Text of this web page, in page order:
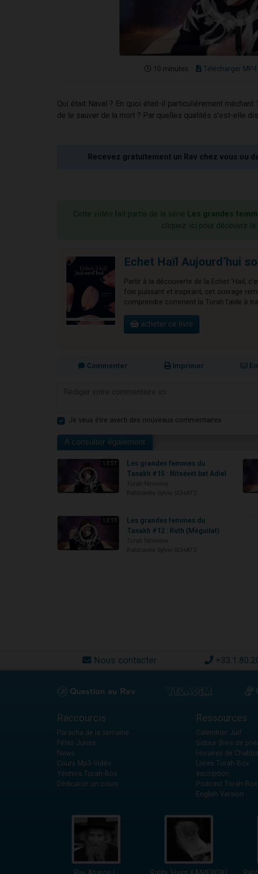
10 minutes Télécharger MP4
Qui était Naval ? En quoi était-il particulièrement
de le sauver de la mort ? Par quelles qualités s'est-elle
Recevez gratuitement un Rav chez vous ou
Cette vidéo fait partie de la série Les grandes
cliquez-ici pour découvrir
Echet Haïl Aujourd’hui
Partir à la découverte de la Echet ‘Haïl,
fois puissant et inspirant, cet ouvrage
comprendre comment la Torah l’aide à
acheter ce livre
Commenter Imprimer
Je veux être averti des nouveaux commentaires
A consulter également
13:51
Les grandes femmes du
Tanakh #15 : Nitsévèt bat Adiel
13:10
Les grandes femmes du
Tanakh #12 : Ruth (Méguilat)
Nous contacter
Raccourcis
Paracha de la semaine
Fêtes Juives
News
Cours Mp3-Vidéo
Yéchiva Torah-Box
Dédicacer un cours
Ressources
Calendrier Juif
Sidour (livre de
Horaires de
Livres Torah-Box
Inscription
Podcast Torah-Box
English Version